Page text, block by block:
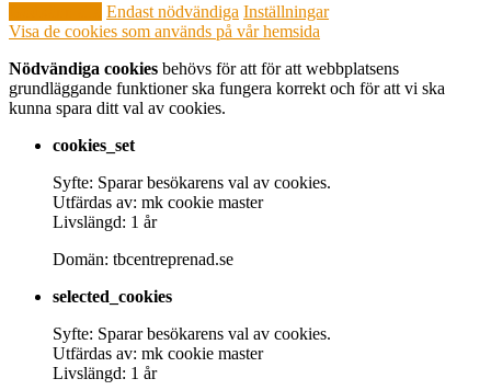
Endast nödvändiga Inställningar
Visa de cookies som används på vår hemsida
Nödvändiga cookies behövs för att för att webbplatsens
grundläggande funktioner ska fungera korrekt och för att vi ska
kunna spara ditt val av cookies.
cookies_set
Syfte: Sparar besökarens val av cookies.
Utfärdas av: mk cookie master
Livslängd: 1 år
Domän: tbcentreprenad.se
selected_cookies
Syfte: Sparar besökarens val av cookies.
Utfärdas av: mk cookie master
Livslängd: 1 år